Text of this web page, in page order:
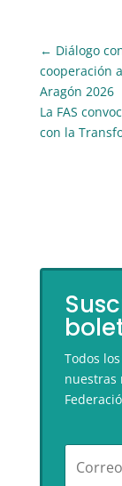
← Diálogo
cooperación
Aragón 2026
La FAS
con la
Todos
nuestras